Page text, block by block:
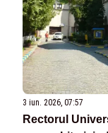
3 iun. 2026, 07:57
Rectorul